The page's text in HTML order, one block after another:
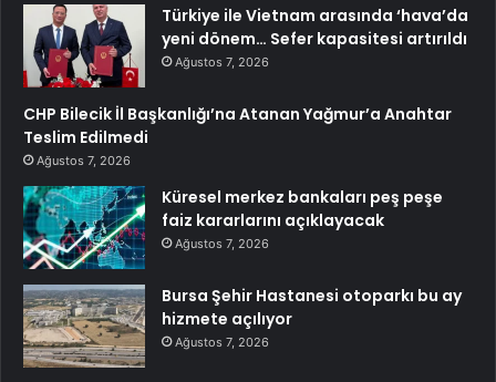
Türkiye ile Vietnam arasında ‘hava’da
yeni dönem… Sefer kapasitesi artırıldı
Ağustos 7, 2026
CHP Bilecik İl Başkanlığı’na Atanan Yağmur’a Anahtar
Teslim Edilmedi
Ağustos 7, 2026
Küresel merkez bankaları peş peşe
faiz kararlarını açıklayacak
Ağustos 7, 2026
Bursa Şehir Hastanesi otoparkı bu ay
hizmete açılıyor
Ağustos 7, 2026